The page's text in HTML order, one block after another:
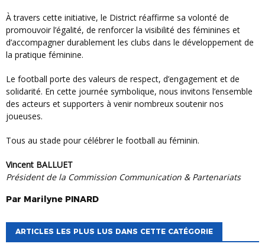
À travers cette initiative, le District réaffirme sa volonté de
promouvoir l’égalité, de renforcer la visibilité des féminines et
d’accompagner durablement les clubs dans le développement de
la pratique féminine.
Le football porte des valeurs de respect, d’engagement et de
solidarité. En cette journée symbolique, nous invitons l’ensemble
des acteurs et supporters à venir nombreux soutenir nos
joueuses.
Tous au stade pour célébrer le football au féminin.
Vincent BALLUET
Président de la Commission Communication & Partenariats
Par Marilyne PINARD
ARTICLES LES PLUS LUS DANS CETTE CATÉGORIE